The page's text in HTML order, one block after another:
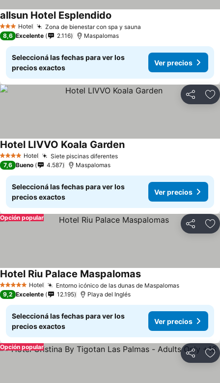
3 Estrellas
Hotel Zona de bienestar con spa y sauna
allsun Hotel Esplendido
8,6 Excelente 2.116 Maspalomas
Seleccioná las fechas para ver los
precios exactos
Ver precios
Compartir
4 EstrellasHotel Siete piscinas diferentesVer precios
Hotel LIVVO Koala GardenVer precios
7,6 Bueno 4.587 Maspalomas
Seleccioná las fechas para ver los
precios exactos
Ver precios
Compartir
Opción popular
5 Estrellas Hotel Entorno icónico de las dunas de MaspalomasVer
Hotel Riu Palace MaspalomasVer precios
9,2 Excelente 12.195 Playa del Inglés
Seleccioná las fechas para ver los
precios exactos
Ver precios
Compartir
Opción popular